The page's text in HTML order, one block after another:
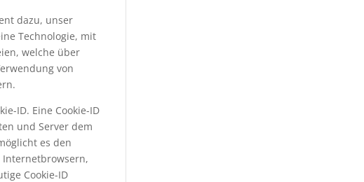
dazu, unser
Technologie, mit
welche über
von
ID. Eine Cookie-ID
und Server dem
es den
Cookie-ID